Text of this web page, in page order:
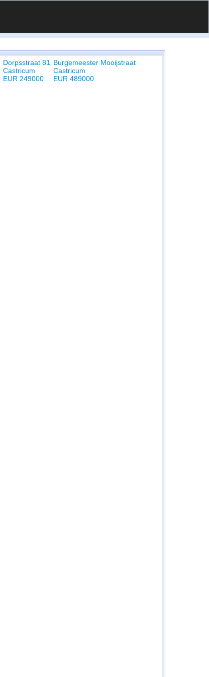
Dorpsstraat 81
Castricum
EUR 249000
Burgemeester Mooijstraat
Castricum
EUR 489000